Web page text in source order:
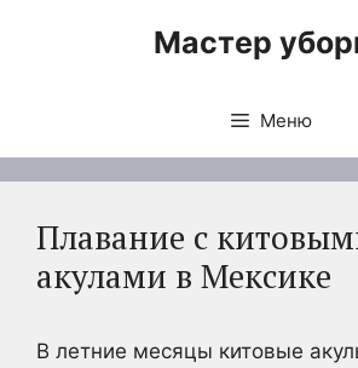
Мастер
Меню
Плавание с
акулами в Мексике
В летние месяцы китовые